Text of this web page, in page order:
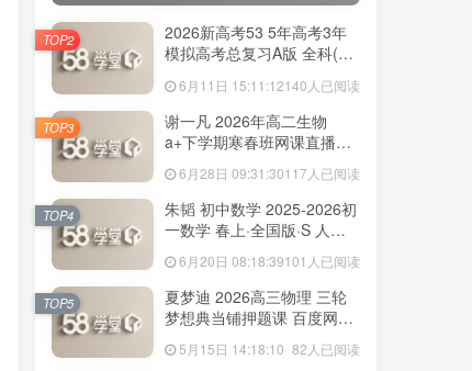
2026新高考53 5年高考3年
模拟高考总复习A版 全科(无
6月11日 15:11:12140人已阅读
TOP2
谢一凡 2026年高二生物
a+下学期寒春班网课直播教
6月28日 09:31:30117人已阅读
TOP3
朱韬 初中数学 2025-2026初
一数学 春上·全国版·S 人教
6月20日 08:18:39101人已阅读
TOP4
夏梦迪 2026高三物理 三轮
梦想典当铺押题课 百度网盘
5月15日 14:18:10 82人已阅读
TOP5